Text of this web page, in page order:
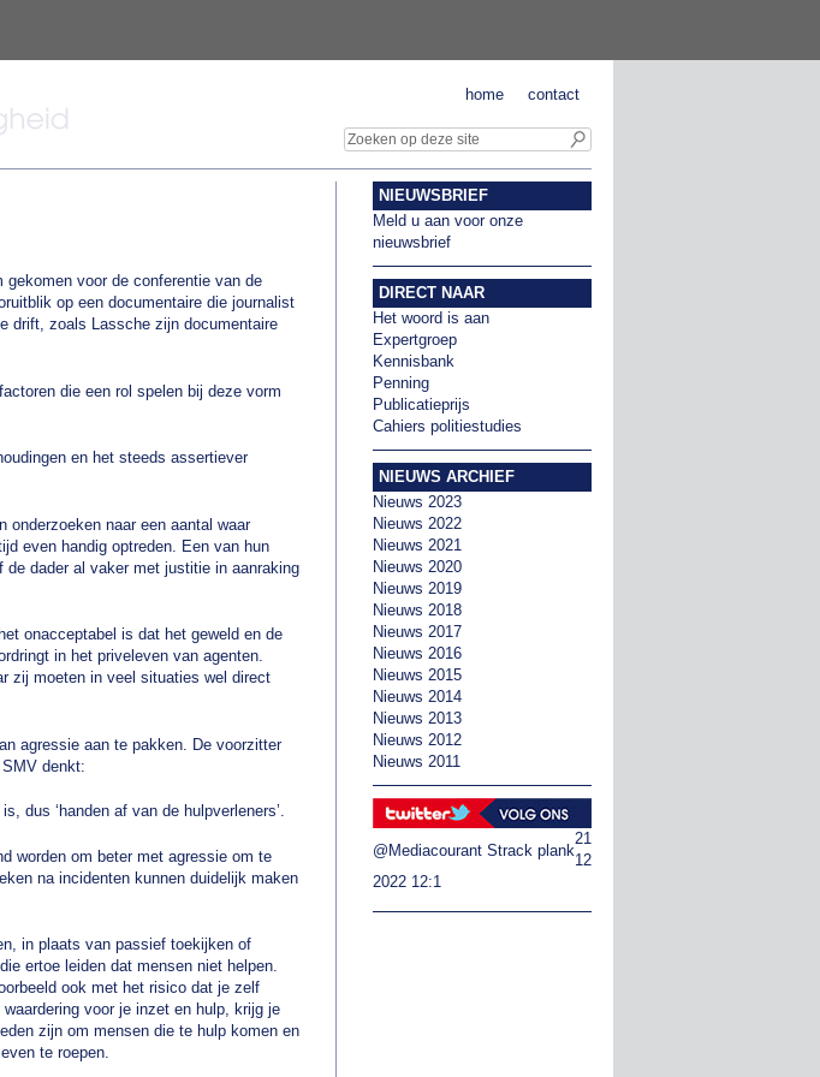
contact
home
gekomen voor de conferentie van de
op een documentaire die journalist
drift, zoals Lassche zijn documentaire
die een rol spelen bij deze vorm
en het steeds assertiever
onderzoeken naar een aantal waar
even handig optreden. Een van hun
dader al vaker met justitie in aanraking
onacceptabel is dat het geweld en de
in het priveleven van agenten.
zij moeten in veel situaties wel direct
agressie aan te pakken. De voorzitter
denkt:
dus ‘handen af van de hulpverleners’.
worden om beter met agressie om te
na incidenten kunnen duidelijk maken
in plaats van passief toekijken of
ertoe leiden dat mensen niet helpen.
ook met het risico dat je zelf
voor je inzet en hulp, krijg je
zijn om mensen die te hulp komen en
te roepen.
NIEUWSBRIEF
Meld u aan voor onze
nieuwsbrief
DIRECT NAAR
Het woord is aan
Expertgroep
Kennisbank
Penning
Publicatieprijs
Cahiers politiestudies
NIEUWS ARCHIEF
Nieuws 2023
Nieuws 2022
Nieuws 2021
Nieuws 2020
Nieuws 2019
Nieuws 2018
Nieuws 2017
Nieuws 2016
Nieuws 2015
Nieuws 2014
Nieuws 2013
Nieuws 2012
Nieuws 2011
@Mediacourant Strack plank
21
12
2022 12:1